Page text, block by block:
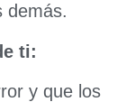
demás.
ti:
y que los